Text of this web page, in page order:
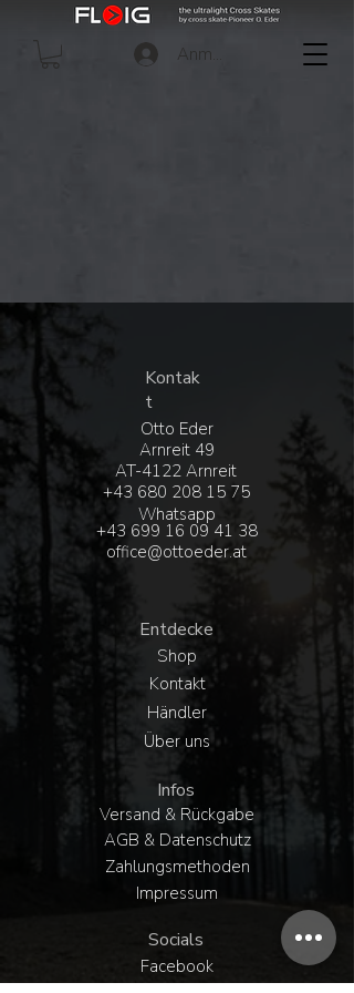
Anmelden
Kontak
t
Otto Eder
Arnreit 49
AT-4122 Arnreit
+43 680 208 15 75
Whatsapp
+43 699 16 09 41 38
office@ottoeder.at
Entdecke
Shop
Kontakt
Händler
Über uns
Infos
Versand & Rückgabe
AGB & Datenschutz
Zahlungsmethoden
Impressum
Socials
Facebook